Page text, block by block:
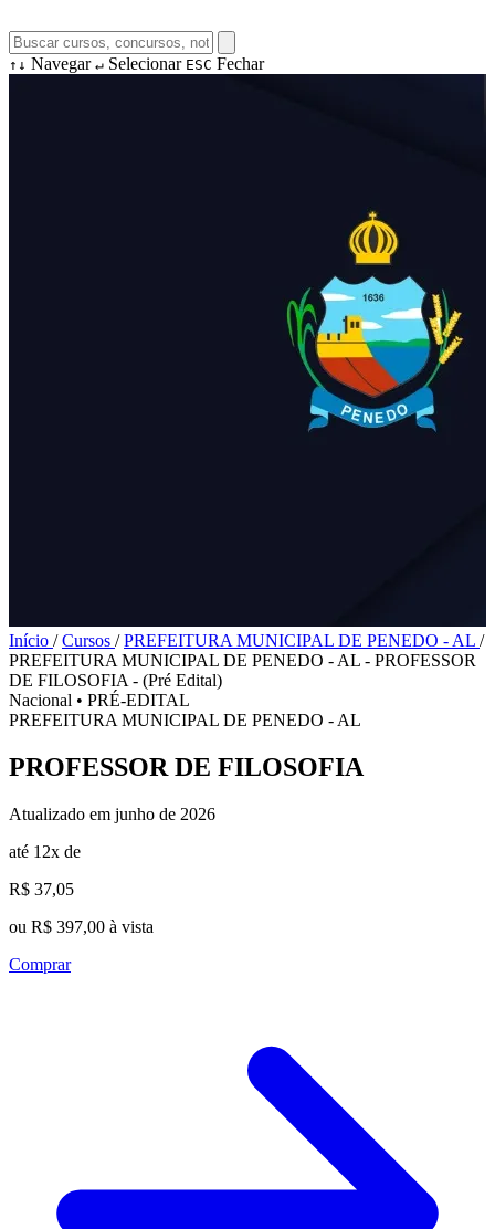
↑↓ Navegar ↵ Selecionar ESC Fechar
Início / Cursos / PREFEITURA MUNICIPAL DE PENEDO - AL /
PREFEITURA MUNICIPAL DE PENEDO - AL - PROFESSOR
DE FILOSOFIA - (Pré Edital)
Nacional • PRÉ-EDITAL
PREFEITURA MUNICIPAL DE PENEDO - AL
PROFESSOR DE FILOSOFIA
Atualizado em junho de 2026
até 12x de
R$ 37,05
ou R$ 397,00 à vista
Comprar